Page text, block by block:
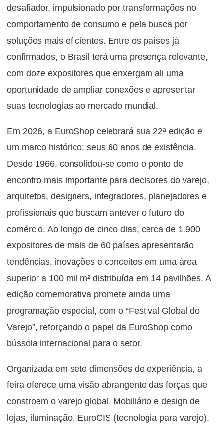
desafiador, impulsionado por transformações no
comportamento de consumo e pela busca por
soluções mais eficientes. Entre os países já
confirmados, o Brasil terá uma presença relevante,
com doze expositores que enxergam ali uma
oportunidade de ampliar conexões e apresentar
suas tecnologias ao mercado mundial.
Em 2026, a EuroShop celebrará sua 22ª edição e
um marco histórico: seus 60 anos de existência.
Desde 1966, consolidou-se como o ponto de
encontro mais importante para decisores do varejo,
arquitetos, designers, integradores, planejadores e
profissionais que buscam antever o futuro do
comércio. Ao longo de cinco dias, cerca de 1.900
expositores de mais de 60 países apresentarão
tendências, inovações e conceitos em uma área
superior a 100 mil m² distribuída em 14 pavilhões. A
edição comemorativa promete ainda uma
programação especial, com o “Festival Global do
Varejo”, reforçando o papel da EuroShop como
bússola internacional para o setor.
Organizada em sete dimensões de experiência, a
feira oferece uma visão abrangente das forças que
constroem o varejo global. Mobiliário e design de
lojas, iluminação, EuroCIS (tecnologia para varejo),